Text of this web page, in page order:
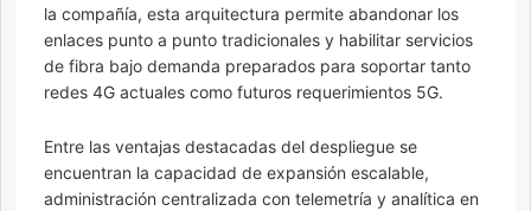
la compañía, esta arquitectura permite abandonar los
enlaces punto a punto tradicionales y habilitar servicios
de fibra bajo demanda preparados para soportar tanto
redes 4G actuales como futuros requerimientos 5G.
Entre las ventajas destacadas del despliegue se
encuentran la capacidad de expansión escalable,
administración centralizada con telemetría y analítica en